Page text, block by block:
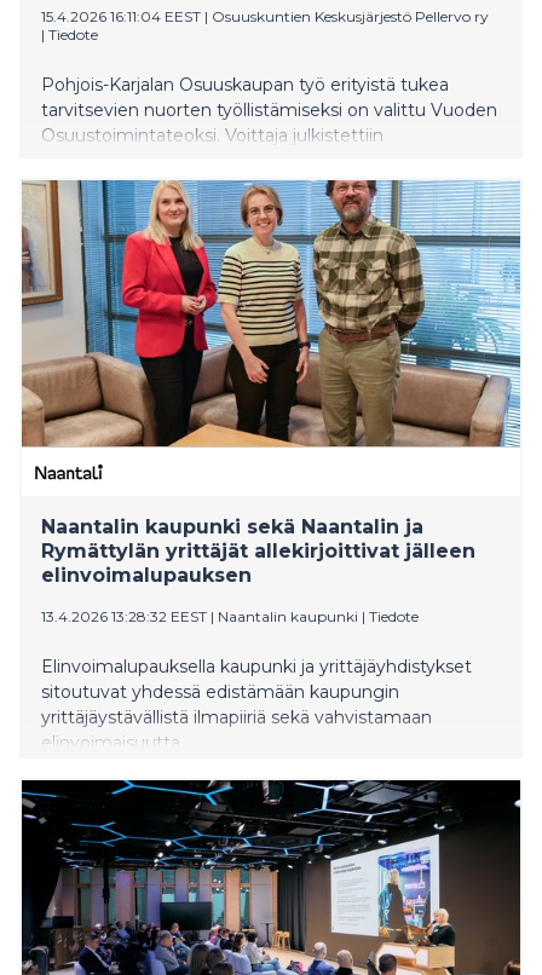
15.4.2026 16:11:04 EEST | Osuuskuntien Keskusjärjestö Pellervo ry
| Tiedote
Pohjois-Karjalan Osuuskaupan työ erityistä tukea
tarvitsevien nuorten työllistämiseksi on valittu Vuoden
Osuustoimintateoksi. Voittaja julkistettiin
järjestämässä Pellervon Päivässä 15. huhtikuuta 2026
Helsingin Kulttuurikasarmilla.
Naantalin kaupunki sekä Naantalin ja
Rymättylän yrittäjät allekirjoittivat jälleen
elinvoimalupauksen
13.4.2026 13:28:32 EEST | Naantalin kaupunki | Tiedote
Elinvoimalupauksella kaupunki ja yrittäjäyhdistykset
sitoutuvat yhdessä edistämään kaupungin
yrittäjäystävällistä ilmapiiriä sekä vahvistamaan
elinvoimaisuutta.